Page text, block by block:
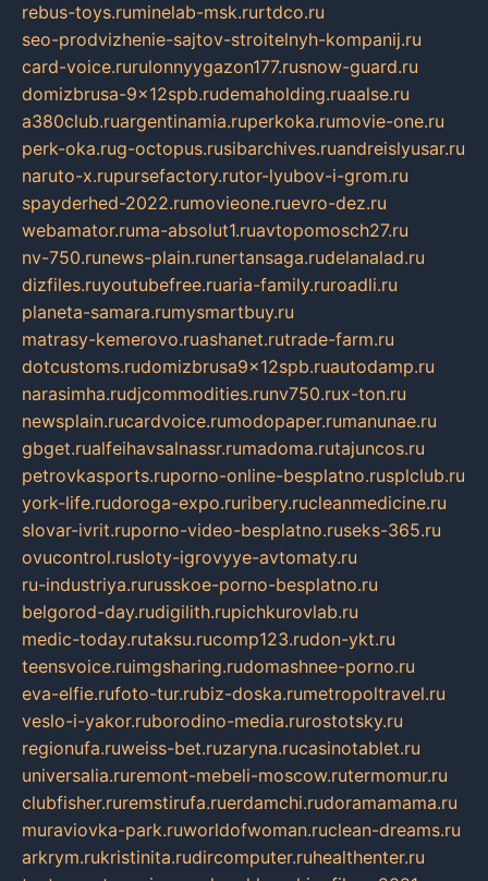
rebus-toys.ruminelab-msk.rurtdco.ru
seo-prodvizhenie-sajtov-stroitelnyh-kompanij.ru
card-voice.rurulonnyygazon177.rusnow-guard.ru
domizbrusa-9x12spb.rudemaholding.ruaalse.ru
a380club.ruargentinamia.ruperkoka.rumovie-one.ru
perk-oka.rug-octopus.rusibarchives.ruandreislyusar.ru
naruto-x.rupursefactory.rutor-lyubov-i-grom.ru
spayderhed-2022.rumovieone.ruevro-dez.ru
webamator.ruma-absolut1.ruavtopomosch27.ru
nv-750.runews-plain.runertansaga.rudelanalad.ru
dizfiles.ruyoutubefree.ruaria-family.ruroadli.ru
planeta-samara.rumysmartbuy.ru
matrasy-kemerovo.ruashanet.rutrade-farm.ru
dotcustoms.rudomizbrusa9x12spb.ruautodamp.ru
narasimha.rudjcommodities.runv750.rux-ton.ru
newsplain.rucardvoice.rumodopaper.rumanunae.ru
gbget.rualfeihavsalnassr.rumadoma.rutajuncos.ru
petrovkasports.ruporno-online-besplatno.rusplclub.ru
york-life.rudoroga-expo.ruribery.rucleanmedicine.ru
slovar-ivrit.ruporno-video-besplatno.ruseks-365.ru
ovucontrol.rusloty-igrovyye-avtomaty.ru
ru-industriya.rurusskoe-porno-besplatno.ru
belgorod-day.rudigilith.rupichkurovlab.ru
medic-today.rutaksu.rucomp123.rudon-ykt.ru
teensvoice.ruimgsharing.rudomashnee-porno.ru
eva-elfie.rufoto-tur.rubiz-doska.rumetropoltravel.ru
veslo-i-yakor.ruborodino-media.rurostotsky.ru
regionufa.ruweiss-bet.ruzaryna.rucasinotablet.ru
universalia.ruremont-mebeli-moscow.rutermomur.ru
clubfisher.ruremstirufa.ruerdamchi.rudoramamama.ru
muraviovka-park.ruworldofwoman.ruclean-dreams.ru
arkrym.rukristinita.rudircomputer.ruhealthenter.ru